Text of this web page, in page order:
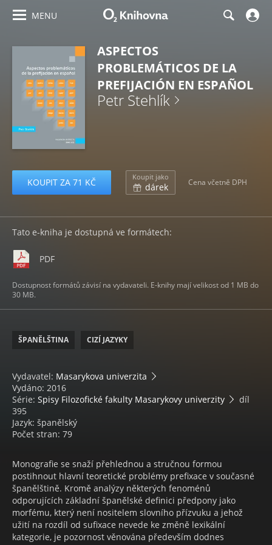
MENU
ASPECTOS
PROBLEMÁTICOS DE LA
PREFIJACIÓN EN ESPAÑOL
Petr Stehlík
KOUPIT ZA 71 KČ Koupit jako
dárek Cena včetně DPH
Tato e-kniha je dostupná ve formátech:
PDF
Dostupnost formátů závisí na vydavateli. E-knihy mají velikost od 1 MB do
30 MB.
ŠPANĚLŠTINA CIZÍ JAZYKY
Vydavatel: Masarykova univerzita
Vydáno: 2016
Série: Spisy Filozofické fakulty Masarykovy univerzity
díl
395
Jazyk: španělský
Počet stran: 79
Monografie se snaží přehlednou a stručnou formou
postihnout hlavní teoretické problémy prefixace v současné
španělštině. Kromě analýzy některých fenoménů
odporujících základní španělské definici předpony jako
morfému, který není nositelem slovního přízvuku a jehož
užití na rozdíl od sufixace nevede ke změně lexikální
kategorie, je pozornost věnována především dodnes